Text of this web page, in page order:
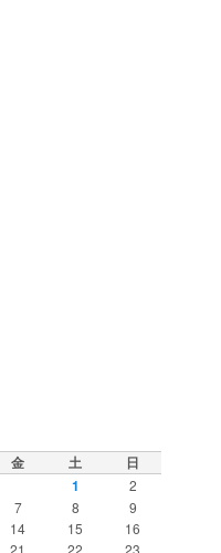
金 土
日
1
2
7 8
9
14 15
16